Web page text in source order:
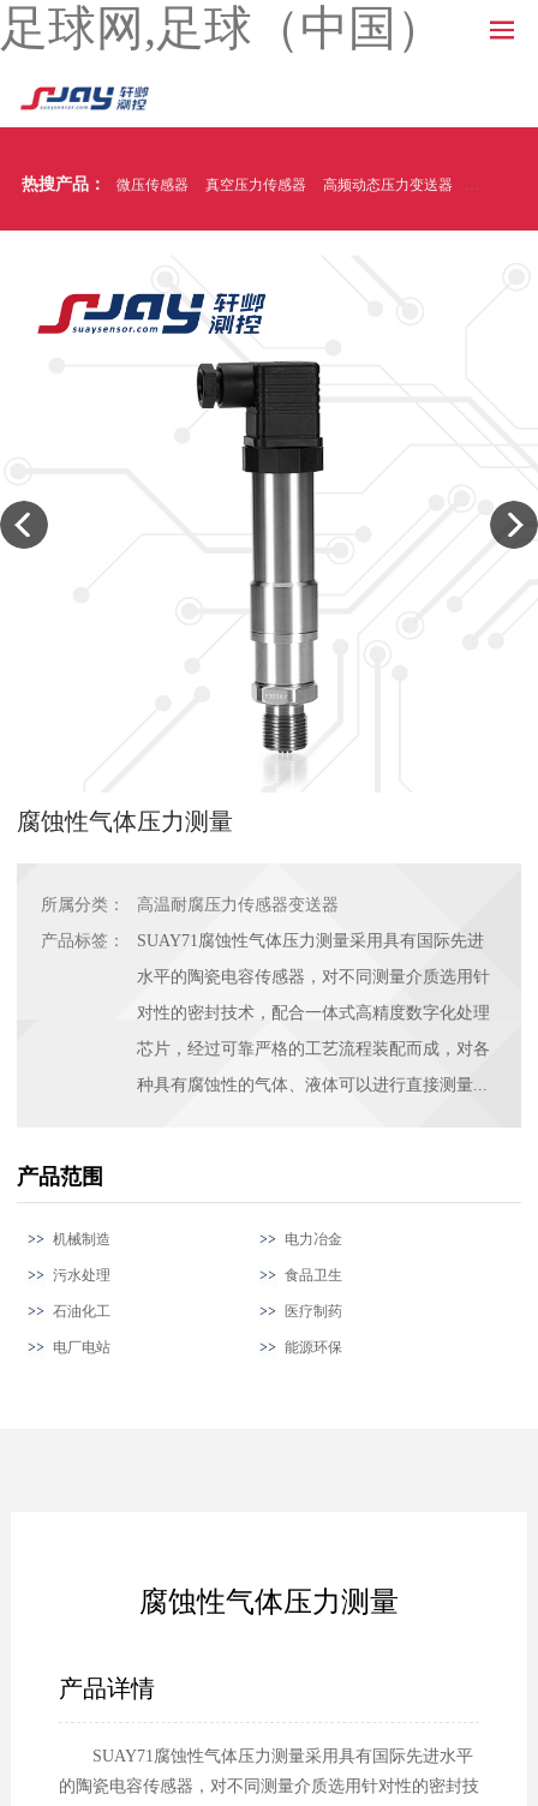
足球网,足球（中国）
热搜产品： 微压传感器 真空压力传感器 高频动态压力变送器 温压一体
腐蚀性气体压力测量
所属分类：
高温耐腐压力传感器变送器
产品标签：
SUAY71腐蚀性气体压力测量采用具有国际先进
水平的陶瓷电容传感器，对不同测量介质选用针
对性的密封技术，配合一体式高精度数字化处理
芯片，经过可靠严格的工艺流程装配而成，对各
种具有腐蚀性的气体、液体可以进行直接测量...
产品范围
机械制造 电力冶金
污水处理 食品卫生
石油化工 医疗制药
电厂电站 能源环保
腐蚀性气体压力测量
产品详情
SUAY71腐蚀性气体压力测量采用具有国际先进水平
的陶瓷电容传感器，对不同测量介质选用针对性的密封技